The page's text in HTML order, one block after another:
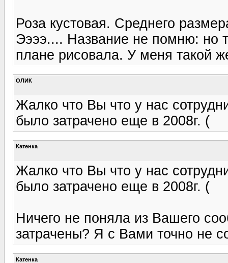
Роза кустовая. Среднего
Ээээ.... Название не помню: но
плане рисовала. У меня такой
ОЛИК
Жалко что Вы что у нас
было затрачено еще в 2008г. (
Катенка
Жалко что Вы что у нас
было затрачено еще в 2008г. (
Ничего не поняла из Вашего
затрачены? Я с Вами точно не
Катенка